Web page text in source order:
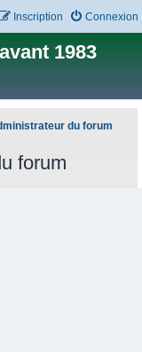
Connexion
Inscription
1983
du forum
forum